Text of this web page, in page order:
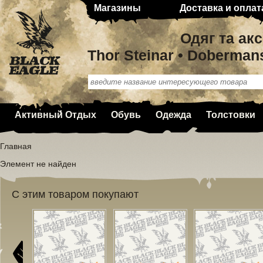
Магазины Доставка и
Одяг та
Thor Steinar •
Активный Отдых Обувь Одежда Толстовки
Главная
Элемент не найден
С этим товаром покупают